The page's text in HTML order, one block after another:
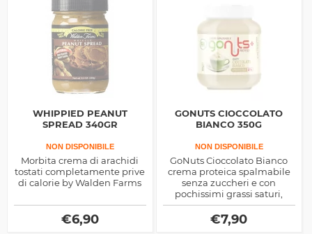
WHIPPIED PEANUT
SPREAD 340GR
NON DISPONIBILE
Morbita crema di arachidi
tostati completamente prive
di calorie by Walden Farms
€6,90
GONUTS CIOCCOLATO
BIANCO 350G
NON DISPONIBILE
GoNuts Cioccolato Bianco
crema proteica spalmabile
senza zuccheri e con
pochissimi grassi saturi,
ottima nelle diete
dimagranti per dare sfogo
alla tua golosità ma senza
€7,90